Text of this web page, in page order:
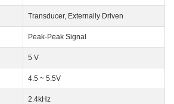
Transducer, Externally Driven
Peak-Peak Signal
5 V
4.5 ~ 5.5V
2.4kHz